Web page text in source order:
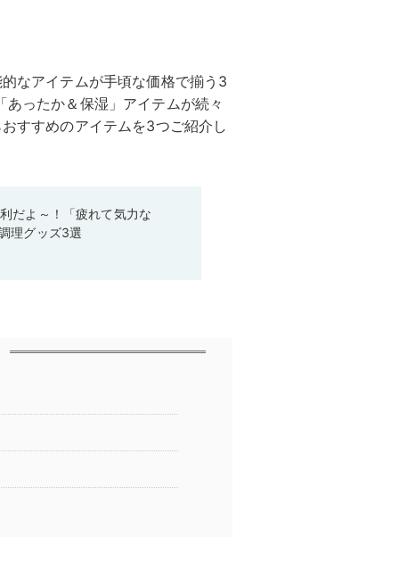
なアイテムが手頃な価格で揃う3
ったか＆保湿」アイテムが続々
すすめのアイテムを3つご紹介し
だよ～！「疲れて気力な
理グッズ3選